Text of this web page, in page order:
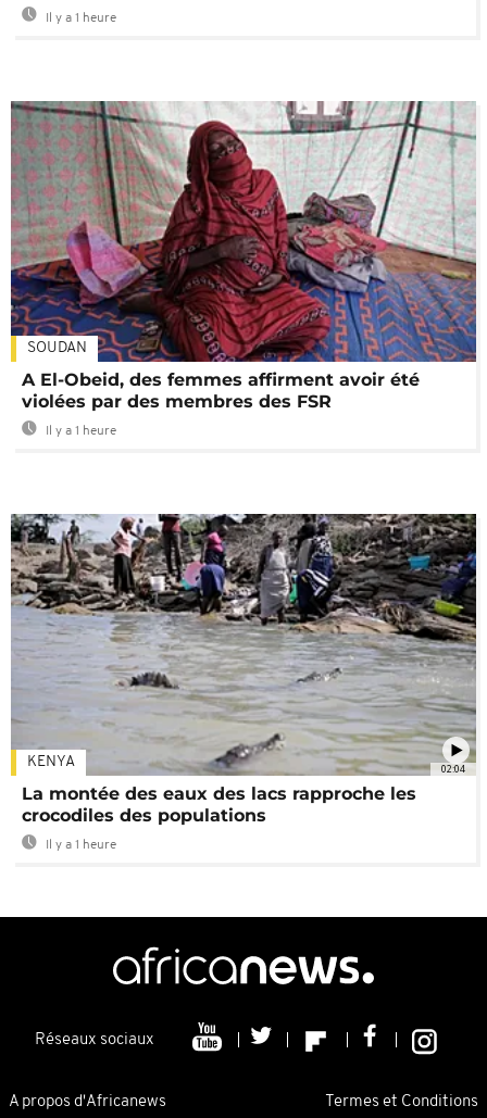
Il y a 1 heure
SOUDAN
A El-Obeid, des femmes affirment avoir été
violées par des membres des FSR
Il y a 1 heure
02:04
KENYA
La montée des eaux des lacs rapproche les
crocodiles des populations
Il y a 1 heure
Réseaux sociaux
A propos d'Africanews Termes et Conditions